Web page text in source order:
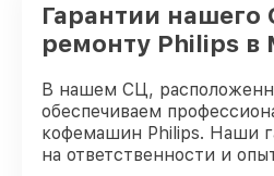
Гарантии нашего
ремонту Philips в
В нашем СЦ,
обеспечиваем
кофемашин Philips. Наши
на ответственности и